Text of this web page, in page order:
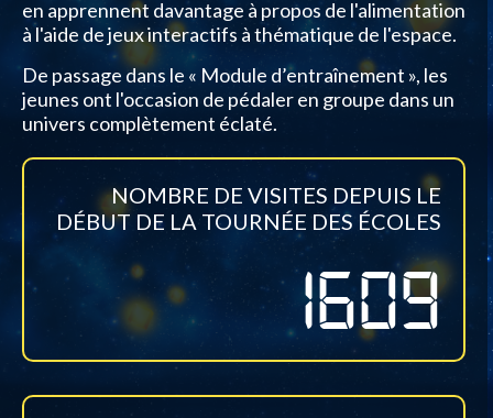
en apprennent davantage à propos de l'alimentation
à l'aide de jeux interactifs à thématique de l'espace.
De passage dans le « Module d’entraînement », les
jeunes ont l'occasion de pédaler en groupe dans un
univers complètement éclaté.
NOMBRE DE VISITES DEPUIS LE
DÉBUT DE LA TOURNÉE DES ÉCOLES
1609